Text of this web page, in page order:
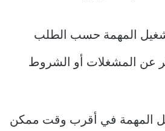
المهمة حسب الطلب
عن المشغلات أو الشروط
المهمة في أقرب وقت ممكن